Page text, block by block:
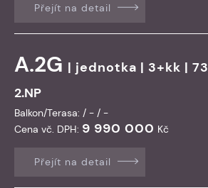
Přejít na detail
A.2G | jednotka | 3+kk |
2.NP
Balkon/Terasa: / - / -
Cena vč. DPH: 9 990 000 Kč
Přejít na detail